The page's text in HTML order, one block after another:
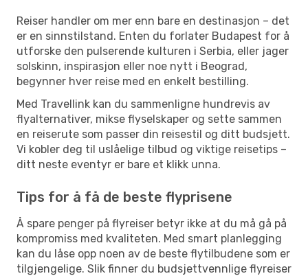
Reiser handler om mer enn bare en destinasjon – det
er en sinnstilstand. Enten du forlater Budapest for å
utforske den pulserende kulturen i Serbia, eller jager
solskinn, inspirasjon eller noe nytt i Beograd,
begynner hver reise med en enkelt bestilling.
Med Travellink kan du sammenligne hundrevis av
flyalternativer, mikse flyselskaper og sette sammen
en reiserute som passer din reisestil og ditt budsjett.
Vi kobler deg til uslåelige tilbud og viktige reisetips –
ditt neste eventyr er bare et klikk unna.
Tips for å få de beste flyprisene
Å spare penger på flyreiser betyr ikke at du må gå på
kompromiss med kvaliteten. Med smart planlegging
kan du låse opp noen av de beste flytilbudene som er
tilgjengelige. Slik finner du budsjettvennlige flyreiser